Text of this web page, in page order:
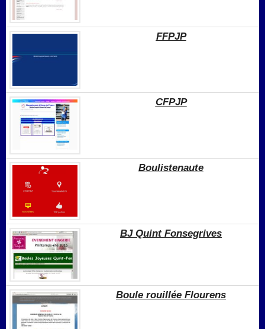
FFPJP
CFPJP
Boulistenaute
BJ Quint Fonsegrives
Boule rouillée Flourens